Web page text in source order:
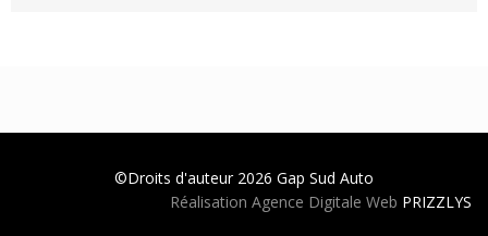
©Droits d'auteur 2026 Gap Sud Auto
Réalisation Agence Digitale Web PRIZZLYS